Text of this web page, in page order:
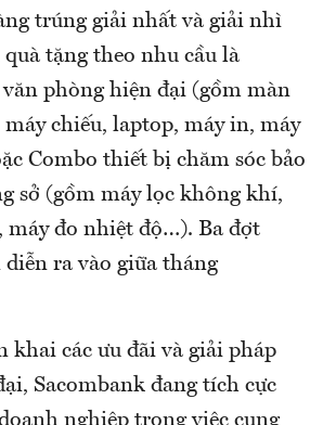
trúng giải nhất và giải nhì
tặng theo nhu cầu là
phòng hiện đại (gồm màn
chiếu, laptop, máy in, máy
Combo thiết bị chăm sóc bảo
sở (gồm máy lọc không khí,
máy đo nhiệt độ…). Ba đợt
diễn ra vào giữa tháng
khai các ưu đãi và giải pháp
Sacombank đang tích cực